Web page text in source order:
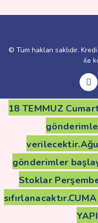
© Tüm hakları saklıdır.
ile
18 TEMMUZ
gönderimler
Stoklar